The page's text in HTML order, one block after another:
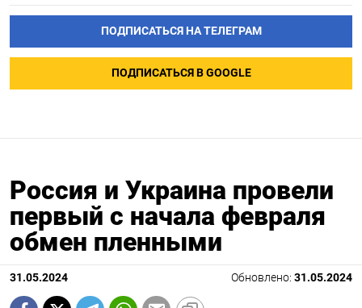
ПОДПИСАТЬСЯ НА ТЕЛЕГРАМ
ПОДПИСАТЬСЯ В GOOGLE
Россия и Украина провели
первый с начала февраля
обмен пленными
31.05.2024 Обновлено: 31.05.2024